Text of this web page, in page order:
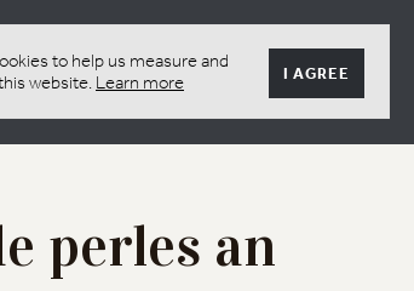
to help us measure and
website. Learn more I AGREE
perles an